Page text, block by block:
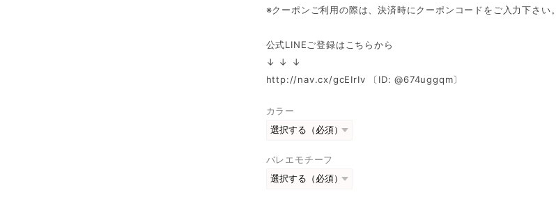
※クーポンご利用の際は、決済時にクーポンコードをご入力下さい。
公式LINEご登録はこちらから
↓ ↓ ↓
http://nav.cx/gcEIrIv 〔ID: @674uggqm〕
カラー
バレエモチーフ